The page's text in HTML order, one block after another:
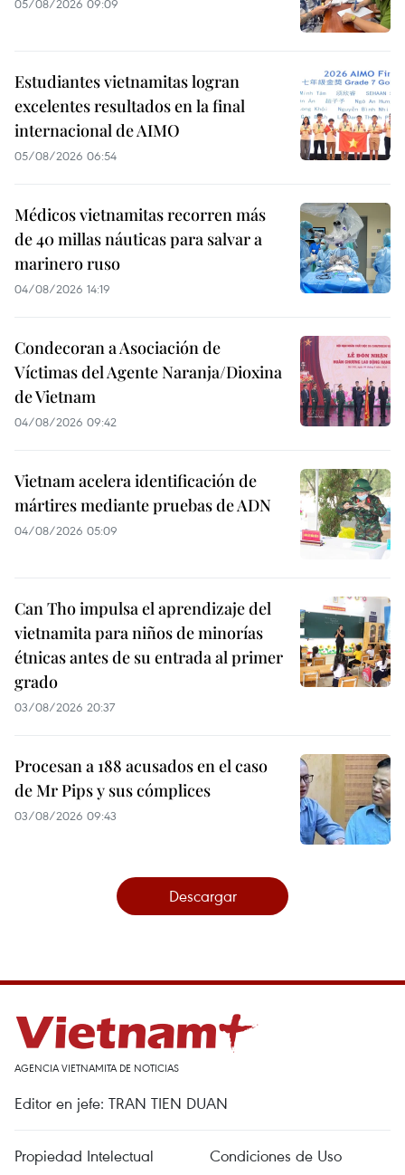
05/08/2026 09:09
Estudiantes vietnamitas logran
excelentes resultados en la final
internacional de AIMO
05/08/2026 06:54
Médicos vietnamitas recorren más
de 40 millas náuticas para salvar a
marinero ruso
04/08/2026 14:19
Condecoran a Asociación de
Víctimas del Agente Naranja/Dioxina
de Vietnam
04/08/2026 09:42
Vietnam acelera identificación de
mártires mediante pruebas de ADN
04/08/2026 05:09
Can Tho impulsa el aprendizaje del
vietnamita para niños de minorías
étnicas antes de su entrada al primer
grado
03/08/2026 20:37
Procesan a 188 acusados en el caso
de Mr Pips y sus cómplices
03/08/2026 09:43
Descargar
AGENCIA VIETNAMITA DE NOTICIAS
Editor en jefe: TRAN TIEN DUAN
Propiedad Intelectual Condiciones de Uso